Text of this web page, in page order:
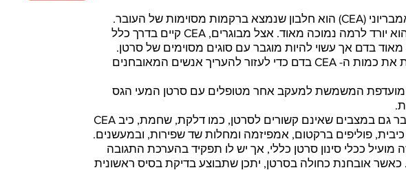
אנטיגן קרצינואמבריוני (CEA) הוא חלבון שנמצא ברקמות מסוימות של העובר.
כשנולד תינוק הוא יורד לרמה נמוכה מאוד. אצל מבוגרים, CEA קיים בדרך כלל
בדם אך עשוי להיות מוגבר עם סוגים מסוימים של סרטן.
בדיקה זו מודדת את כמות ה- CEA בדם כדי לעזור להעריך אנשים המאובחנים
המשמשת למעקב אחר מטופלים עם סרטן המעי הגס
CEA יכול להיות מוגבר גם במצבים שאינם קשורים לסרטן, כמו דלקת, שחמת, כיב
כיבית, פוליפים ברקטום, אמפיזמה ומחלות שד שפירות, ובמעשנים.
מועיל ככלי סינון סרטן כללי, אך יש לו תפקיד בהערכת התגובה
כאשר אובחנת כחולה בסרטן, יתכן שתבוצע בדיקת בסיס ראשונית